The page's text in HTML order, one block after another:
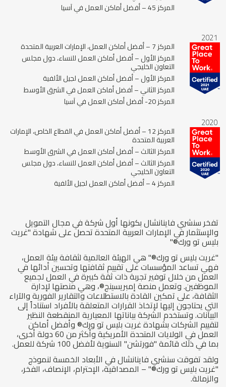
المركز 45 – أفضل أماكن العمل في آسيا
2021
المركز 7 – أفضل أماكن العمل، الإمارات العربية المتحدة
المركز الأول – أفضل أماكن العمل للنساء، دول مجلس
التعاون الخليجي
المركز الأول – أفضل أماكن العمل لجيل الألفية
المركز الثاني – أفضل أماكن العمل في الشرق الأوسط
المركز 20- أفضل أماكن العمل في آسيا
2020
المركز 12 – أفضل أماكن العمل في القطاع الخاص، الإمارات
العربية المتحدة
المركز الثالث – أفضل أماكن العمل في الشرق الأوسط
المركز الثالث – أفضل أماكن العمل للنساء، دول مجلس
التعاون الخليجي
المركز 4 – أفضل أماكن العمل لجيل الألفية
تفخر سنشري فاينانشال بكونها أول شركة في مجال التمويل
والإستثمار في الإمارات العربية المتحدة تحصل على شهادة "غريت
بليس تو ورك®"
"غريت بليس تو ورك®" هي الهيئة العالمية لثقافة بيئة العمل،
فهي تساعد المؤسسات على تقييم ثقافتها وتحسين أدائها في
العمل من خلال توفير تجربة ذات ثقة كبيرة في العمل لجميع
الموظفين. وتعمل منصة إمبريسينج®، وهي منصتها لإدارة
الثقافة، على تمكين القادة بالاستطلاعات والتقارير الفورية والآراء
التي يحتاجون إليها لإتخاذ القرارات المتعلقة بالأفراد استناداً إلى
البيانات. وتستخدم الشركة بياناتها المعيارية المنقطعة النظير
لتقييم الشركات بشهادة غريت بليس تو ورك® وأفضل أماكن
العمل في الولايات المتحدة الأمريكية وأكثر من 60 دولة أخرى،
بما في ذلك قائمة "فورتشن" السنوية لأفضل 100 شركة للعمل.
ولقد تفوقت سنشري فاينانشال في الأبعاد الخمسة لنموذج
"غريت بليس تو ورك®" – المصداقية، الإحترام، الإنصاف، الفخر،
والزمالة.